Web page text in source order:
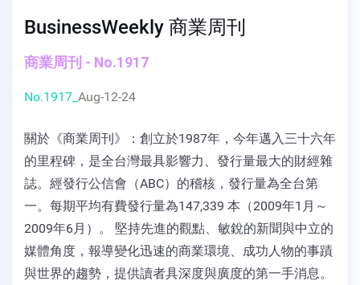
BusinessWeekly 商業周刊
商業周刊 - No.1917
No.1917_ Aug-12-24
關於《商業周刊》：創立於1987年，今年邁入三十六年
的里程碑，是全台灣最具影響力、發行量最大的財經雜
誌。經發行公信會（ABC）的稽核，發行量為全台第
一。每期平均有費發行量為147,339 本（2009年1月～
2009年6月）。 堅持先進的觀點、敏銳的新聞與中立的
媒體角度，報導變化迅速的商業環境、成功人物的事蹟
與世界的趨勢，提供讀者具深度與廣度的第一手消息。